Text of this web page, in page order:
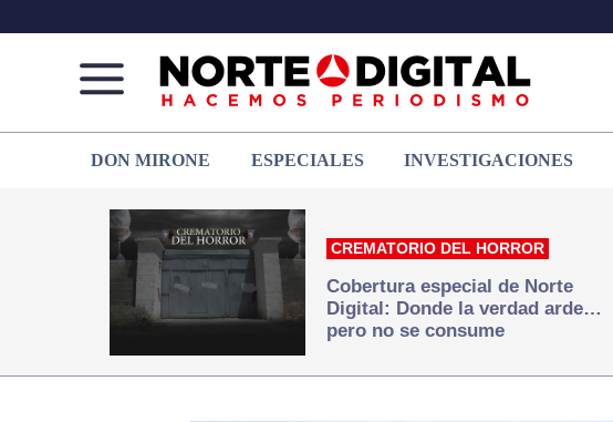
de
Juárez
que
hacemos periodismo
DON MIRONE ESPECIALES INVESTIGACIONES
CREMATORIO DEL HORROR
Cobertura especial de Norte
Digital: Donde la verdad arde…
pero no se consume